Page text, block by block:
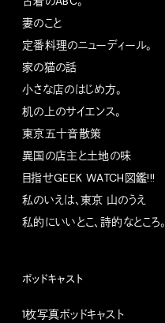
妻のこと
定番料理のニューディール。
家の猫の話
小さな店のはじめ方。
机の上のサイエンス。
東京五十音散策
異国の店主と土地の味
目指せGEEK WATCH図鑑!!!
私のいえは、東京 山のうえ
私的にいいとこ、詩的なところ。
ポッドキャスト
1枚写真ポッドキャスト